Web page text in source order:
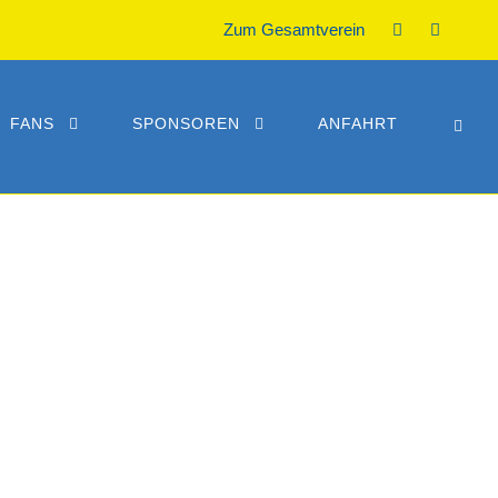
Zum Gesamtverein
FANS SPONSOREN ANFAHRT